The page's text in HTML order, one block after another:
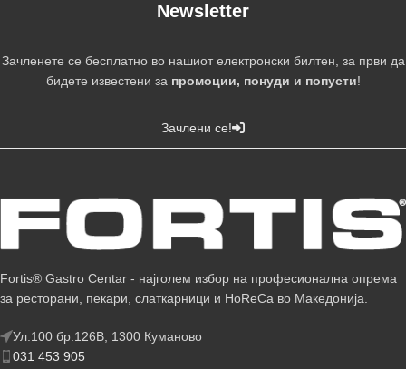
Newsletter
Зачленете се бесплатно во нашиот електронски билтен, за први да
бидете известени за промоции, понуди и попусти!
Зачлени се!
Fortis® Gastro Centar - најголем избор на професионална опрема
за ресторани, пекари, слаткарници и HoReCa во Македонија.
Ул.100 бр.126В, 1300 Куманово
031 453 905